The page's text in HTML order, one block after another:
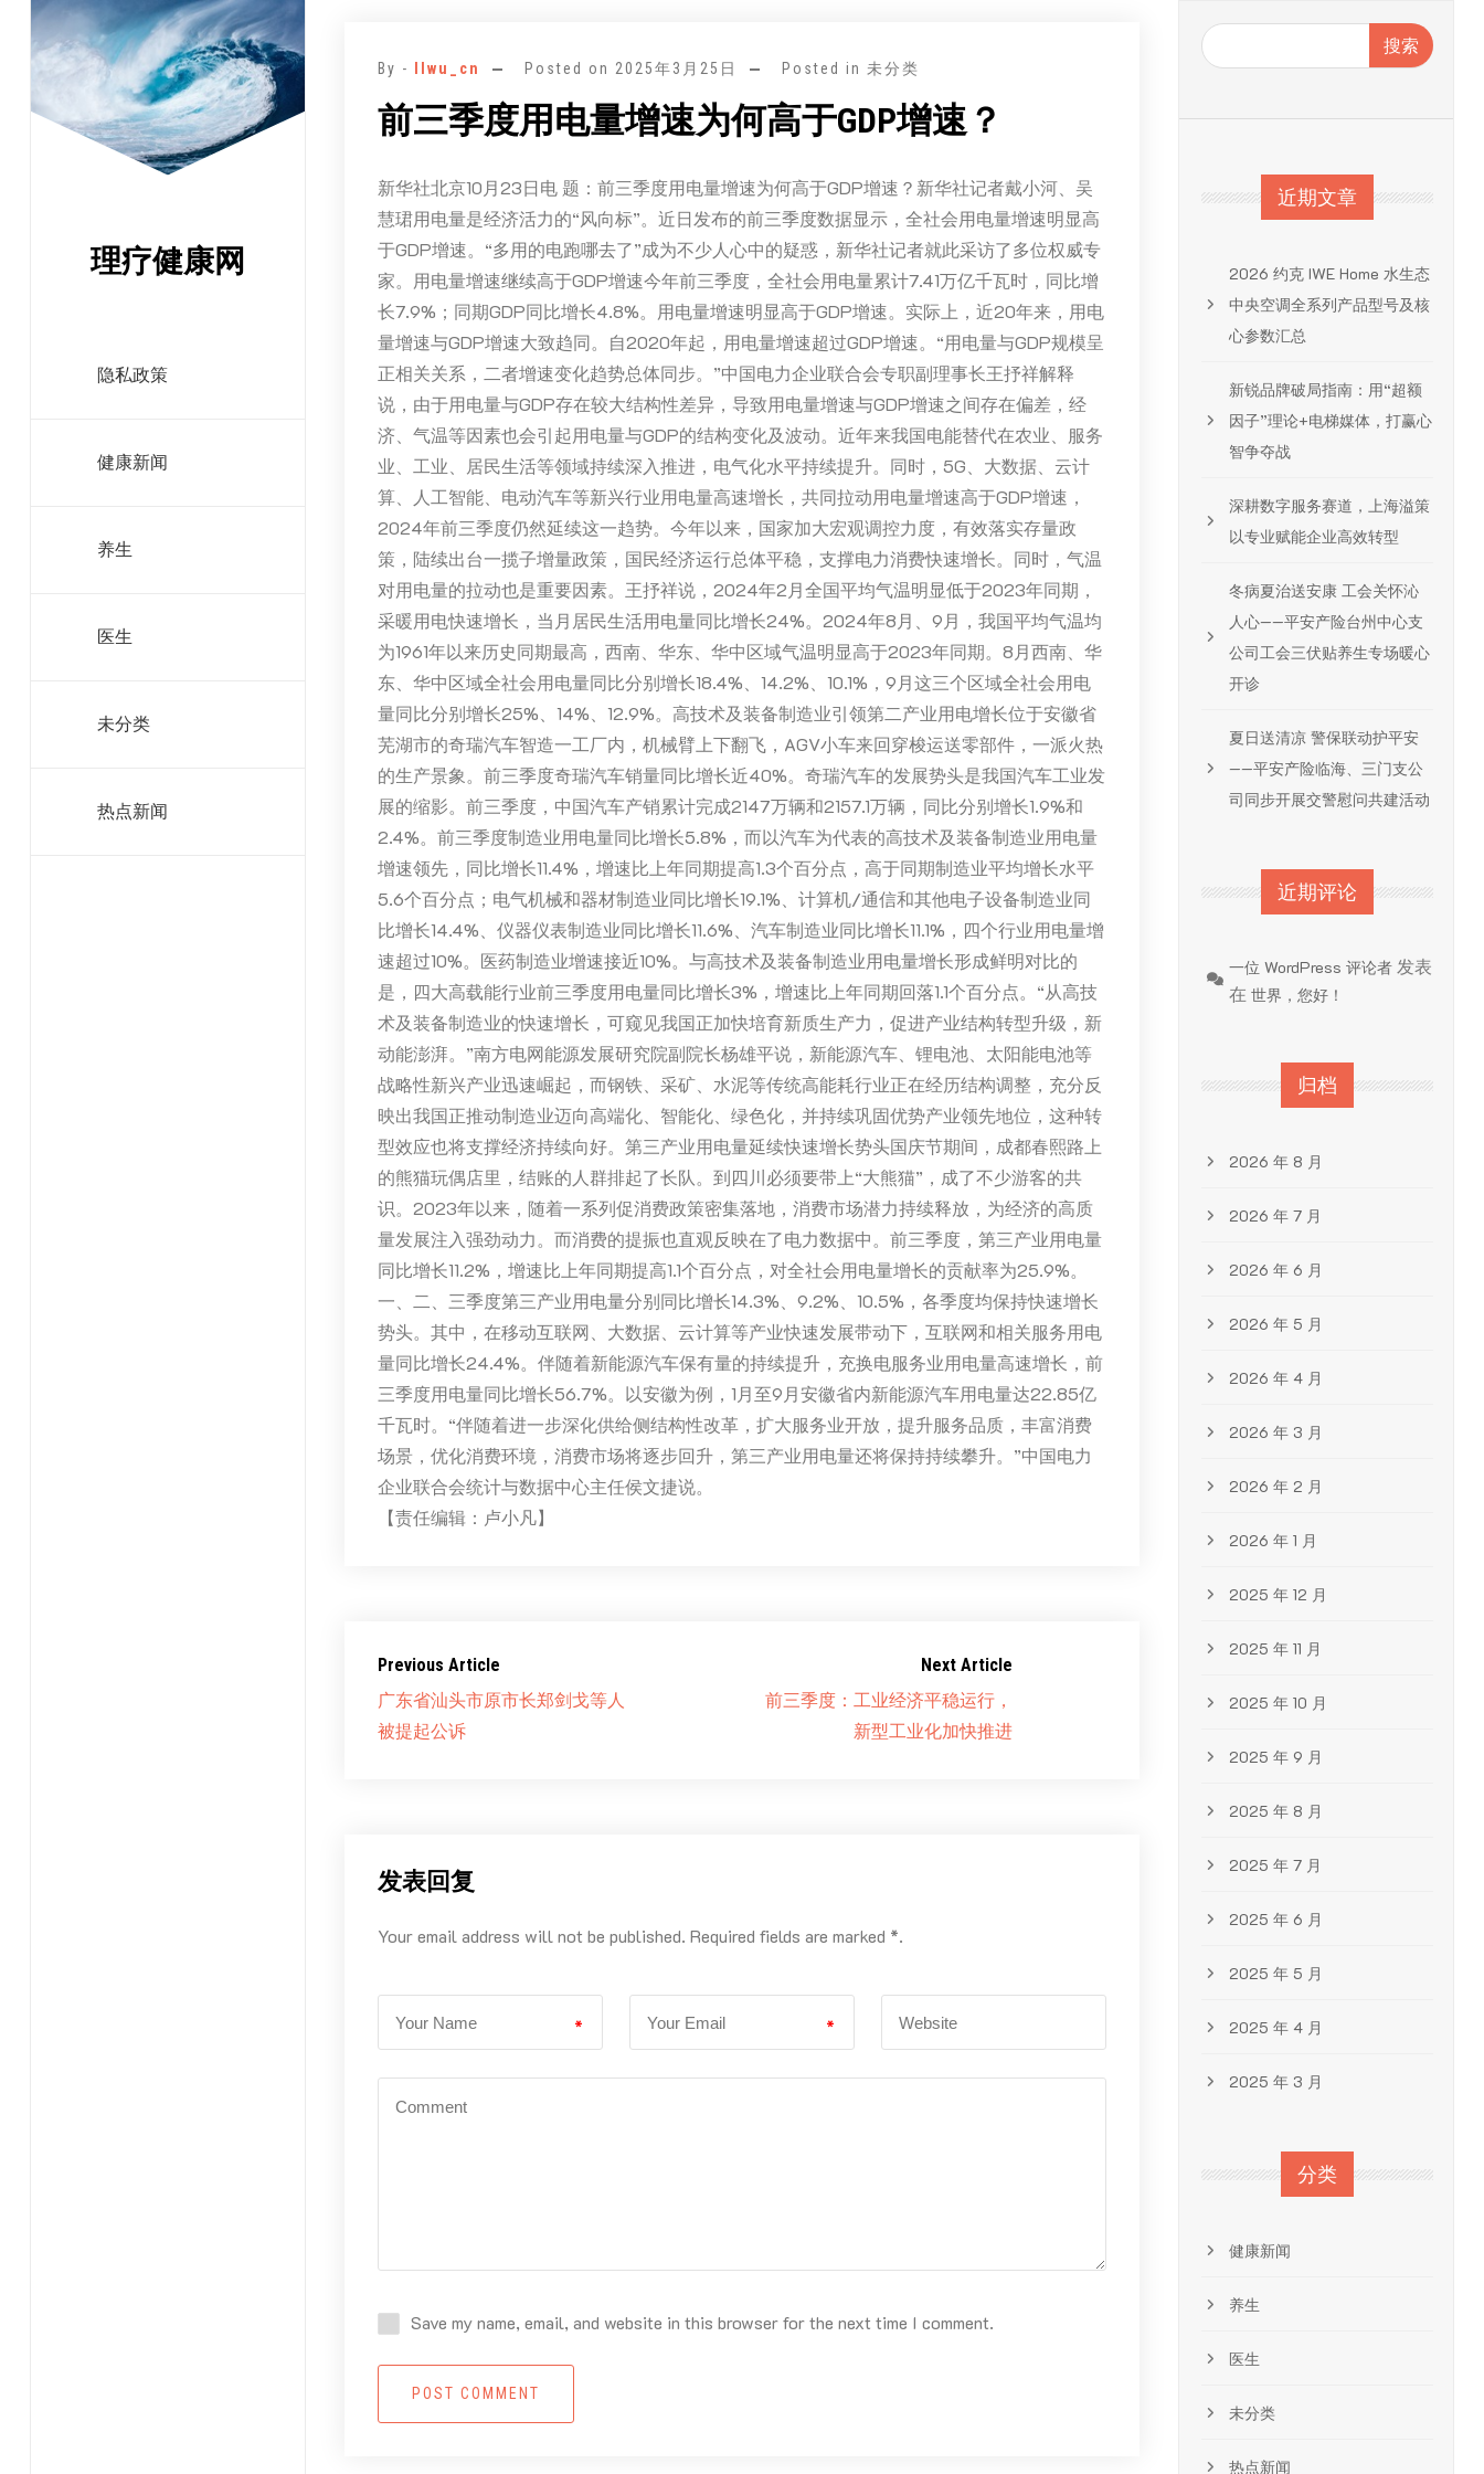
理疗健康网
隐私政策
健康新闻
养生
医生
未分类
热点新闻
By - llwu_cn Posted on 2025年3月25日 Posted in 未分类
前三季度用电量增速为何高于GDP增速？
新华社北京10月23日电 题：前三季度用电量增速为何高于GDP增速？新华社记者戴小河、吴
慧珺用电量是经济活力的“风向标”。近日发布的前三季度数据显示，全社会用电量增速明显高
于GDP增速。“多用的电跑哪去了”成为不少人心中的疑惑，新华社记者就此采访了多位权威专
家。用电量增速继续高于GDP增速今年前三季度，全社会用电量累计7.41万亿千瓦时，同比增
长7.9%；同期GDP同比增长4.8%。用电量增速明显高于GDP增速。实际上，近20年来，用电
量增速与GDP增速大致趋同。自2020年起，用电量增速超过GDP增速。“用电量与GDP规模呈
正相关关系，二者增速变化趋势总体同步。”中国电力企业联合会专职副理事长王抒祥解释
说，由于用电量与GDP存在较大结构性差异，导致用电量增速与GDP增速之间存在偏差，经
济、气温等因素也会引起用电量与GDP的结构变化及波动。近年来我国电能替代在农业、服务
业、工业、居民生活等领域持续深入推进，电气化水平持续提升。同时，5G、大数据、云计
算、人工智能、电动汽车等新兴行业用电量高速增长，共同拉动用电量增速高于GDP增速，
2024年前三季度仍然延续这一趋势。今年以来，国家加大宏观调控力度，有效落实存量政
策，陆续出台一揽子增量政策，国民经济运行总体平稳，支撑电力消费快速增长。同时，气温
对用电量的拉动也是重要因素。王抒祥说，2024年2月全国平均气温明显低于2023年同期，
采暖用电快速增长，当月居民生活用电量同比增长24%。2024年8月、9月，我国平均气温均
为1961年以来历史同期最高，西南、华东、华中区域气温明显高于2023年同期。8月西南、华
东、华中区域全社会用电量同比分别增长18.4%、14.2%、10.1%，9月这三个区域全社会用电
量同比分别增长25%、14%、12.9%。高技术及装备制造业引领第二产业用电增长位于安徽省
芜湖市的奇瑞汽车智造一工厂内，机械臂上下翻飞，AGV小车来回穿梭运送零部件，一派火热
的生产景象。前三季度奇瑞汽车销量同比增长近40%。奇瑞汽车的发展势头是我国汽车工业发
展的缩影。前三季度，中国汽车产销累计完成2147万辆和2157.1万辆，同比分别增长1.9%和
2.4%。前三季度制造业用电量同比增长5.8%，而以汽车为代表的高技术及装备制造业用电量
增速领先，同比增长11.4%，增速比上年同期提高1.3个百分点，高于同期制造业平均增长水平
5.6个百分点；电气机械和器材制造业同比增长19.1%、计算机/通信和其他电子设备制造业同
比增长14.4%、仪器仪表制造业同比增长11.6%、汽车制造业同比增长11.1%，四个行业用电量增
速超过10%。医药制造业增速接近10%。与高技术及装备制造业用电量增长形成鲜明对比的
是，四大高载能行业前三季度用电量同比增长3%，增速比上年同期回落1.1个百分点。“从高技
术及装备制造业的快速增长，可窥见我国正加快培育新质生产力，促进产业结构转型升级，新
动能澎湃。”南方电网能源发展研究院副院长杨雄平说，新能源汽车、锂电池、太阳能电池等
战略性新兴产业迅速崛起，而钢铁、采矿、水泥等传统高能耗行业正在经历结构调整，充分反
映出我国正推动制造业迈向高端化、智能化、绿色化，并持续巩固优势产业领先地位，这种转
型效应也将支撑经济持续向好。第三产业用电量延续快速增长势头国庆节期间，成都春熙路上
的熊猫玩偶店里，结账的人群排起了长队。到四川必须要带上“大熊猫”，成了不少游客的共
识。2023年以来，随着一系列促消费政策密集落地，消费市场潜力持续释放，为经济的高质
量发展注入强劲动力。而消费的提振也直观反映在了电力数据中。前三季度，第三产业用电量
同比增长11.2%，增速比上年同期提高1.1个百分点，对全社会用电量增长的贡献率为25.9%。
一、二、三季度第三产业用电量分别同比增长14.3%、9.2%、10.5%，各季度均保持快速增长
势头。其中，在移动互联网、大数据、云计算等产业快速发展带动下，互联网和相关服务用电
量同比增长24.4%。伴随着新能源汽车保有量的持续提升，充换电服务业用电量高速增长，前
三季度用电量同比增长56.7%。以安徽为例，1月至9月安徽省内新能源汽车用电量达22.85亿
千瓦时。“伴随着进一步深化供给侧结构性改革，扩大服务业开放，提升服务品质，丰富消费
场景，优化消费环境，消费市场将逐步回升，第三产业用电量还将保持持续攀升。”中国电力
企业联合会统计与数据中心主任侯文捷说。
【责任编辑：卢小凡】
Previous Article
广东省汕头市原市长郑剑戈等人
被提起公诉
Next Article
前三季度：工业经济平稳运行，
新型工业化加快推进
发表回复
Your email address will not be published. Required fields are marked *.
* *
Save my name, email, and website in this browser for the next time I comment.
POST COMMENT
搜索
近期文章
2026 约克 IWE Home 水生态
中央空调全系列产品型号及核
心参数汇总
新锐品牌破局指南：用“超额
因子”理论+电梯媒体，打赢心
智争夺战
深耕数字服务赛道，上海溢策
以专业赋能企业高效转型
冬病夏治送安康 工会关怀沁
人心——平安产险台州中心支
公司工会三伏贴养生专场暖心
开诊
夏日送清凉 警保联动护平安
——平安产险临海、三门支公
司同步开展交警慰问共建活动
近期评论
一位 WordPress 评论者 发表
在世界，您好！
归档
2026 年 8 月
2026 年 7 月
2026 年 6 月
2026 年 5 月
2026 年 4 月
2026 年 3 月
2026 年 2 月
2026 年 1 月
2025 年 12 月
2025 年 11 月
2025 年 10 月
2025 年 9 月
2025 年 8 月
2025 年 7 月
2025 年 6 月
2025 年 5 月
2025 年 4 月
2025 年 3 月
分类
健康新闻
养生
医生
未分类
热点新闻